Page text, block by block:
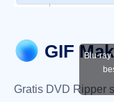
GIF
Gratis DVD Ripper
Blu-ray